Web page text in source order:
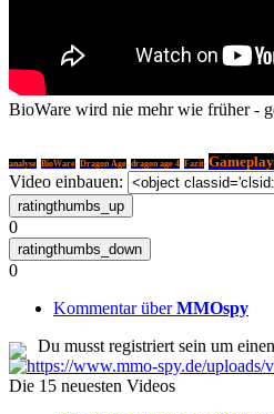
BioWare wird nie mehr wie früher -
analyse BioWare Dragon Age dragon age 4 Fazit Gameplay
Video einbauen:
0
0
Kommentar überMMOspy
Du musst registriert sein um
Die 15 neuesten Videos